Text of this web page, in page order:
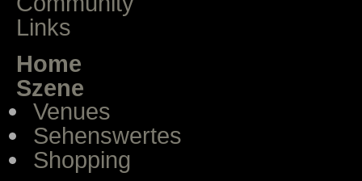
Links
Home
Szene
Venues
Sehenswertes
Shopping